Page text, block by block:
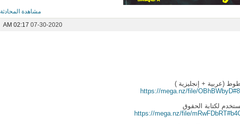
مشاهدة المحادثة
07-30-2020
02:17 AM
(عربية + إنجليزية )
https://mega.nz/file/
لكتابة الحقوق
https://mega.nz/file/